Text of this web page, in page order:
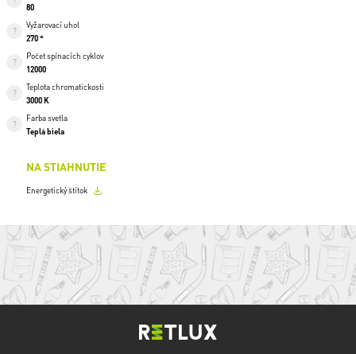
80
Vyžarovací uhol
270 °
Počet spínacích cyklov
12000
Teplota chromatickosti
3000 K
Farba svetla
Teplá biela
NA STIAHNUTIE
Energetický štítok